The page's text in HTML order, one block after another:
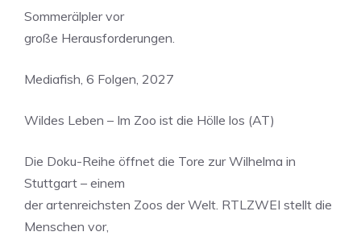
Sommerälpler vor
große Herausforderungen.
Mediafish, 6 Folgen, 2027
Wildes Leben – Im Zoo ist die Hölle los (AT)
Die Doku-Reihe öffnet die Tore zur Wilhelma in
Stuttgart – einem
der artenreichsten Zoos der Welt. RTLZWEI stellt die
Menschen vor,